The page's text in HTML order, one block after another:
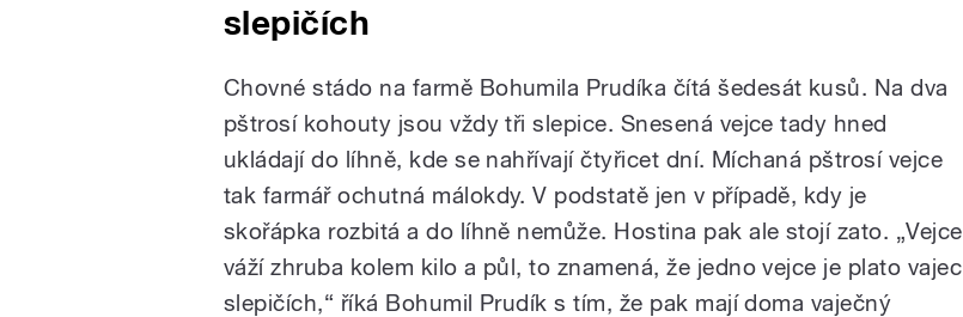
slepičích
Chovné stádo na farmě Bohumila Prudíka čítá šedesát kusů. Na dva
pštrosí kohouty jsou vždy tři slepice. Snesená vejce tady hned
ukládají do líhně, kde se nahřívají čtyřicet dní. Míchaná pštrosí vejce
tak farmář ochutná málokdy. V podstatě jen v případě, kdy je
skořápka rozbitá a do líhně nemůže. Hostina pak ale stojí zato. „Vejce
váží zhruba kolem kilo a půl, to znamená, že jedno vejce je plato vajec
slepičích,“ říká Bohumil Prudík s tím, že pak mají doma vaječný